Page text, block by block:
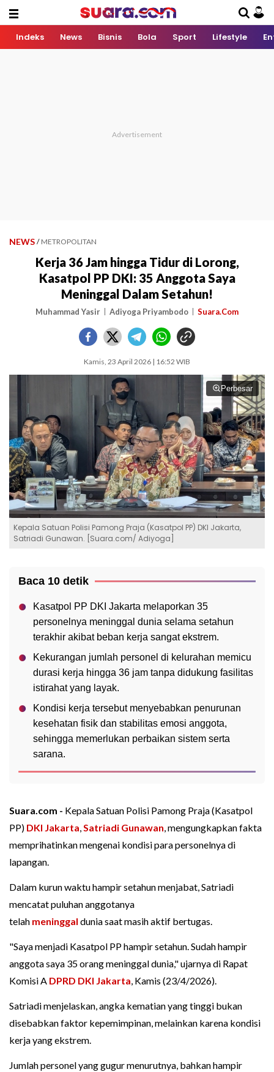
Indeks News Bisnis Bola Sport Lifestyle
NEWS / METROPOLITAN
Kerja 36 Jam hingga Tidur di Lorong,
Kasatpol PP DKI: 35 Anggota Saya
Meninggal Dalam Setahun!
Muhammad Yasir Adiyoga Priyambodo Suara.Com
Kamis, 23 April 2026 | 16:52 WIB
Perbesar
Kepala Satuan Polisi Pamong Praja (Kasatpol PP) DKI Jakarta,
Satriadi Gunawan. [Suara.com/ Adiyoga]
Baca 10 detik
Kasatpol PP DKI Jakarta melaporkan 35
personelnya meninggal dunia selama setahun
terakhir akibat beban kerja sangat ekstrem.
Kekurangan jumlah personel di kelurahan memicu
durasi kerja hingga 36 jam tanpa didukung fasilitas
istirahat yang layak.
Kondisi kerja tersebut menyebabkan penurunan
kesehatan fisik dan stabilitas emosi anggota,
sehingga memerlukan perbaikan sistem serta
sarana.
Suara.com - Kepala Satuan Polisi Pamong Praja (Kasatpol
PP) DKI Jakarta,Satriadi Gunawan, mengungkapkan fakta
memprihatinkan mengenai kondisi para personelnya di
lapangan.
Dalam kurun waktu hampir setahun menjabat, Satriadi
mencatat puluhan anggotanya
telah meninggal dunia saat masih aktif bertugas.
"Saya menjadi Kasatpol PP hampir setahun. Sudah hampir
anggota saya 35 orang meninggal dunia," ujarnya di Rapat
Komisi A DPRD DKI Jakarta, Kamis (23/4/2026).
Satriadi menjelaskan, angka kematian yang tinggi bukan
disebabkan faktor kepemimpinan, melainkan karena kondisi
kerja yang ekstrem.
Jumlah personel yang gugur menurutnya, bahkan hampir